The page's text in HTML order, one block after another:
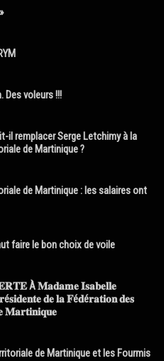
Des voleurs !!!
il remplacer Serge Letchimy à la
de Martinique ?
de Martinique : les salaires ont
faire le bon choix de voile
À 𝐌𝐚𝐝𝐚𝐦𝐞 𝐈𝐬𝐚𝐛𝐞𝐥𝐥𝐞
𝐝𝐞 𝐥𝐚 𝐅é𝐝é𝐫𝐚𝐭𝐢𝐨𝐧 𝐝𝐞𝐬
𝐌𝐚𝐫𝐭𝐢𝐧𝐢𝐪𝐮𝐞
de Martinique et les Fourmis